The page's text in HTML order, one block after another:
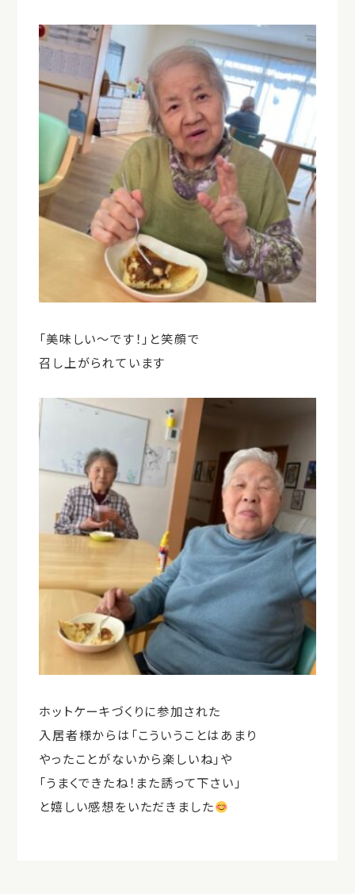
「美味しい～です！」と笑顔で
召し上がられています
ホットケーキづくりに参加された
入居者様からは「こういうことはあまり
やったことがないから楽しいね」や
「うまくできたね！また誘って下さい」
と嬉しい感想をいただきました